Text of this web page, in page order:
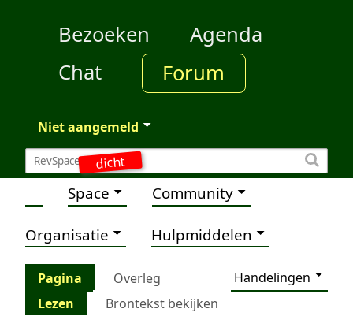
dicht
Bezoeken
Agenda
Chat
Forum
Niet aangemeld
Space Community
Organisatie Hulpmiddelen
Pagina Overleg
Handelingen
Lezen
Brontekst bekijken